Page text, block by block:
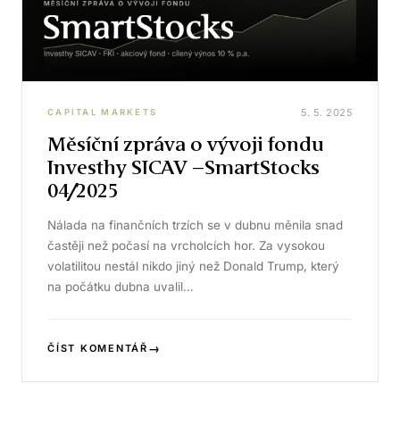
CAPITAL MARKETS 5. 5. 2025
Měsíční zpráva o vývoji fondu
Investhy SICAV –SmartStocks
04/2025
Nálada na finančních trzích se v dubnu měnila snad
častěji než počasí na vrcholcích hor. Za vysokou
volatilitou nestál nikdo jiný než Donald Trump, který
na počátku dubna uvalil…
ČÍST KOMENTÁŘ →